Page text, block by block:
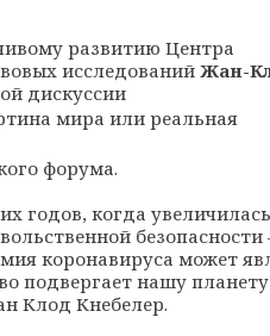
развитию Центра
исследований Жан-
дискуссии
мира или реальная
форума.
годов, когда
коронавируса может
подвергает нашу
Клод Кнебелер.